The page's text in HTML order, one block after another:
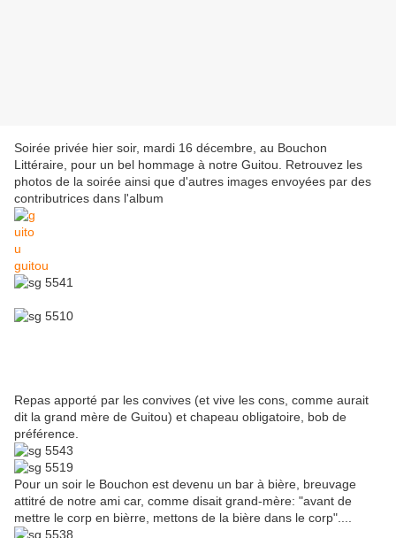
Soirée privée hier soir, mardi 16 décembre, au Bouchon
Littéraire, pour un bel hommage à notre Guitou. Retrouvez les
photos de la soirée ainsi que d'autres images envoyées par des
contributrices dans l'album
guitou
Repas apporté par les convives (et vive les cons, comme aurait
dit la grand mère de Guitou) et chapeau obligatoire, bob de
préférence.
Pour un soir le Bouchon est devenu un bar à bière, breuvage
attitré de notre ami car, comme disait grand-mère: "avant de
mettre le corp en bièrre, mettons de la bière dans le corp"....